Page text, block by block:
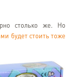
столько же. Но
будет стоить тоже